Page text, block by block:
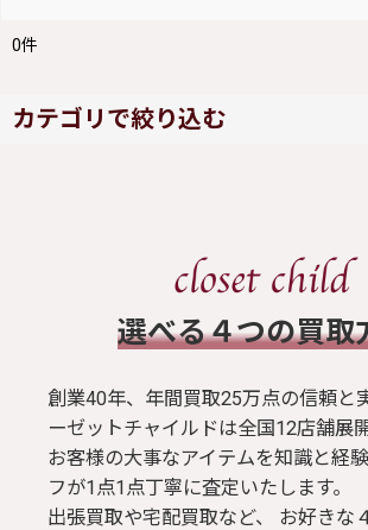
0件
カテゴリで絞り込む
ゴシック/パンク選べる４つの買取
創業40年、年間買取25万点の信頼と
ーゼットチャイルドは全国12店舗展開
お客様の大事なアイテムを知識と経
フが1点1点丁寧に査定いたします。
出張買取や宅配買取など、 お好きな